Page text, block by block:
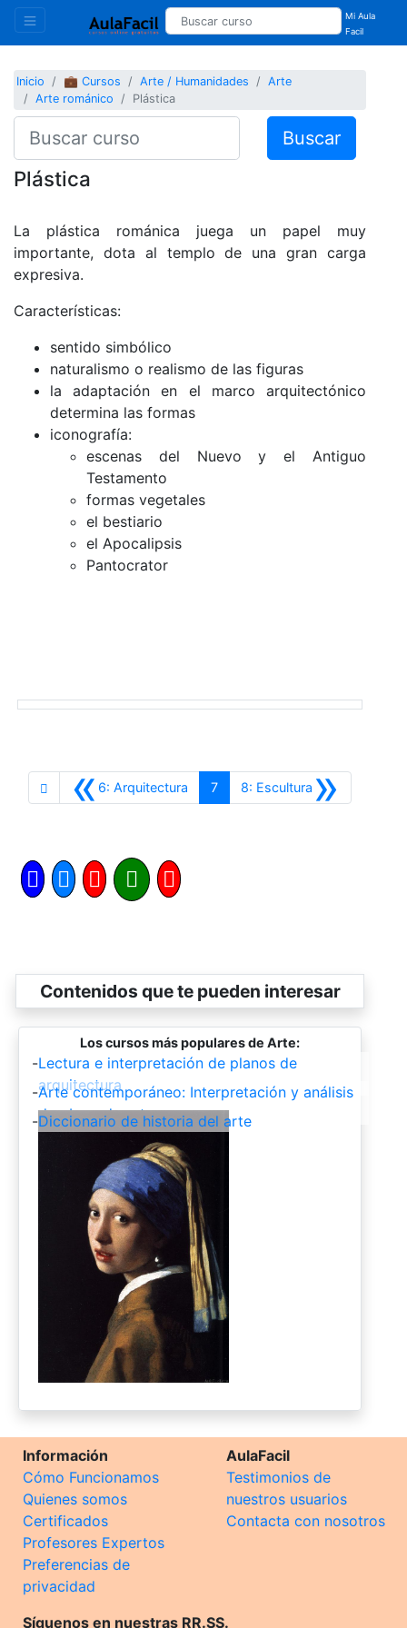
Mi Aula
Facil
Inicio 💼 Cursos Arte / Humanidades
Arte
Arte románico
Plástica
Buscar
Plástica
La plástica románica juega un papel muy
importante, dota al templo de una gran carga
expresiva.
Características:
sentido simbólico
naturalismo o realismo de las figuras
la adaptación en el marco arquitectónico
determina las formas
iconografía:
escenas del Nuevo y el Antiguo
Testamento
formas vegetales
el bestiario
el Apocalipsis
Pantocrator​​​​​​
«6: Arquitectura Anterior
7 »
8: Escultura Siguiente
Contenidos que te pueden interesar
Los cursos más populares de Arte:
-Lectura e interpretación de planos de
arquitectura
-Arte contemporáneo: Interpretación y análisis
de obras de arte
-Diccionario de historia del arte
Información
Cómo Funcionamos
Quienes somos
Certificados
Profesores Expertos
Preferencias de
privacidad
AulaFacil
Testimonios de
nuestros usuarios
Contacta con nosotros
Síguenos en nuestras RR.SS.